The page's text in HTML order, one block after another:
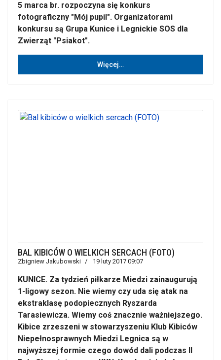
5 marca br. rozpoczyna się konkurs
fotograficzny "Mój pupil". Organizatorami
konkursu są Grupa Kunice i Legnickie SOS dla
Zwierząt "Psiakot".
Więcej…
BAL KIBICÓW O WIELKICH SERCACH (FOTO)
Zbigniew Jakubowski 19 luty 2017 09:07
KUNICE. Za tydzień piłkarze Miedzi zainaugurują
1-ligowy sezon. Nie wiemy czy uda się atak na
ekstraklasę podopiecznych Ryszarda
Tarasiewicza. Wiemy coś znacznie ważniejszego.
Kibice zrzeszeni w stowarzyszeniu Klub Kibiców
Niepełnosprawnych Miedzi Legnica są w
najwyższej formie czego dowód dali podczas II